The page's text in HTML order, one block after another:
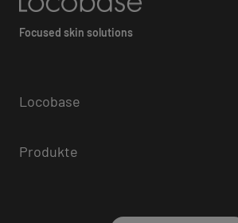
Focused skin solutions
Locobase
Produkte